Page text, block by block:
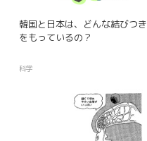
韓国と日本は、どんな結びつき
をもっているの？
科学